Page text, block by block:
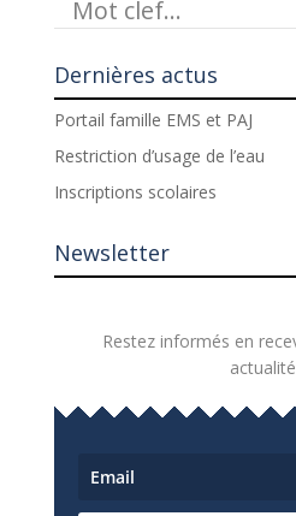
Dernières actus
Portail famille EMS et PAJ
Restriction d’usage de l’eau
Inscriptions scolaires
Newsletter
Restez informés en